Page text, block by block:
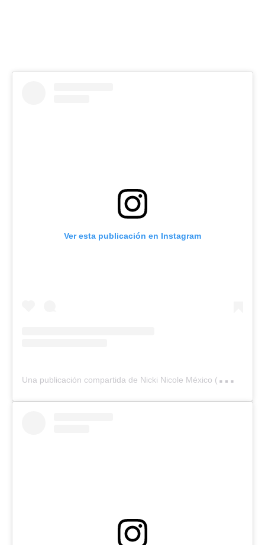
Ver esta publicación en Instagram
U
na publicación compartida de Nicki Nicole México (@nickinicolemx)